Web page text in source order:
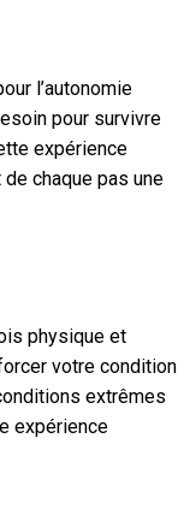
l’autonomie
pour survivre
expérience
chaque pas une
physique et
votre condition
extrêmes
expérience